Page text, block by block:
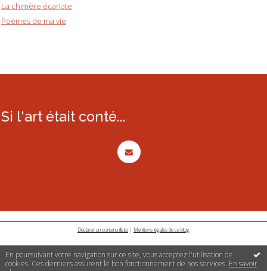
En poursuivant votre navigation sur ce site, vous acceptez l'utilisation de
cookies. Ces derniers assurent le bon fonctionnement de nos services. En savoir
La chimère écarlate
Poèmes de ma vie
Si l'art était conté...
Déclarer un contenu illicite | Mentions légales de ce blog